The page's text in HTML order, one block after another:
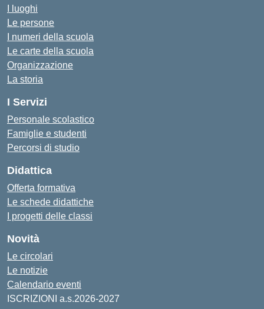
I luoghi
Le persone
I numeri della scuola
Le carte della scuola
Organizzazione
La storia
I Servizi
Personale scolastico
Famiglie e studenti
Percorsi di studio
Didattica
Offerta formativa
Le schede didattiche
I progetti delle classi
Novità
Le circolari
Le notizie
Calendario eventi
ISCRIZIONI a.s.2026-2027